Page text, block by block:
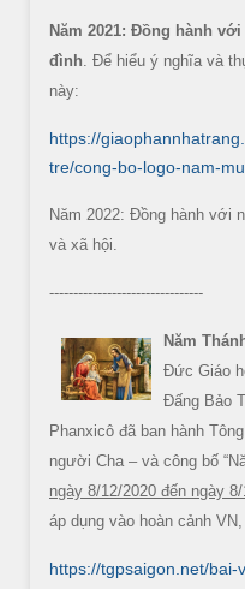
Năm 2021: Đồng hành
đình. Để hiểu ý nghĩa và
này:
https://
tre/cong-bo-logo-nam-
Năm 2022: Đồng hành với
và xã hội.
--------------------------------
Năm
Đức Giáo
Đấng Bảo
Phanxicô đã ban hành
người Cha – và công bố
ngày 8/12/2020 đến ngày
áp dụng vào hoàn cảnh
https://tgpsaigon.net/